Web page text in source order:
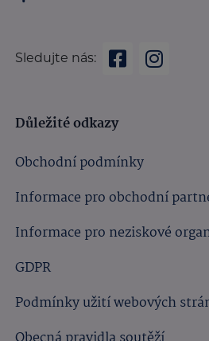
Sledujte nás:
Důležité odkazy
Obchodní podmínky
Informace pro obchodní
Informace pro neziskové
GDPR
Podmínky užití webových